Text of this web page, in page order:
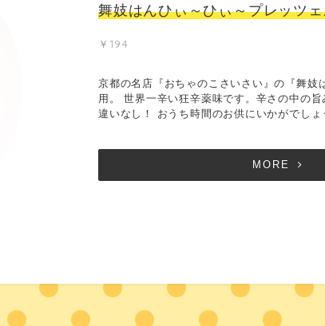
舞妓はんひぃ～ひぃ～プレッツ
￥194
京都の名店『おちゃのこさいさい』の『舞妓
用。 世界一辛い狂辛薬味です。辛さの中の
違いなし！ おうち時間のお供にいかがでしょ
MORE